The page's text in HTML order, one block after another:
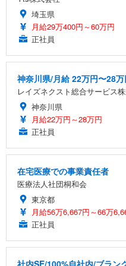
埼玉県
月給29万400円～60万円
正社員
神奈川県/月給 22万円〜28
レイズネクスト総合サービス
神奈川県
月給22万円～28万円
正社員
在宅医療での事業責任者
医療法人社団桐和会
東京都
月給56万6,667円～66万
正社員
社内SE/100%自社内/ブラン